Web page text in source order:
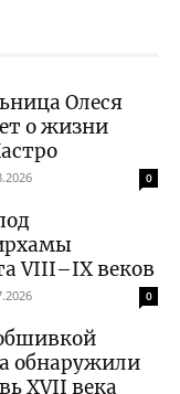
Олеся
о жизни
0
VIII–IX веков
0
обнаружили
XVII века